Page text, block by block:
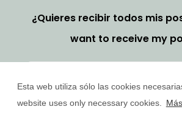
Esta web utiliza sólo las cookies
website uses only necessary cookies.
¿Quieres recibir todos mis
want to receive my